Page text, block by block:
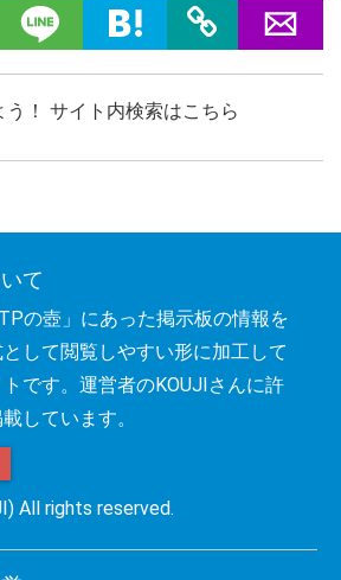
う！ サイト内検索はこちら
て
の壺」にあった掲示板の情報を
して閲覧しやすい形に加工して
です。運営者のKOUJIさんに許
しています。
All rights reserved.